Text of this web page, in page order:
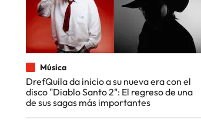
Música
DrefQuila da inicio a su nueva era con el
disco "Diablo Santo 2": El regreso de una
de sus sagas más importantes